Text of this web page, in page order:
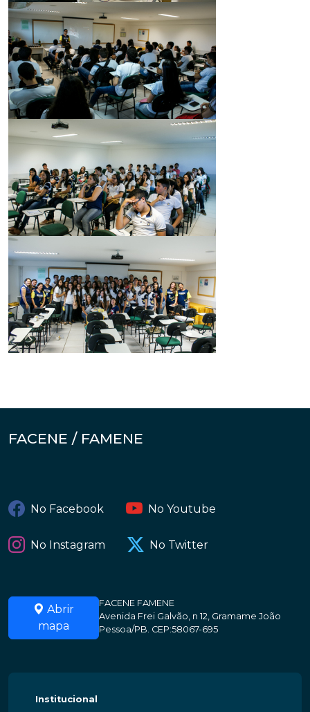
FACENE / FAMENE
No Facebook No Youtube
No Instagram No Twitter
Abrir
mapa
FACENE FAMENE
Avenida Frei Galvão, n 12, Gramame João
Pessoa/PB. CEP:58067-695
Institucional